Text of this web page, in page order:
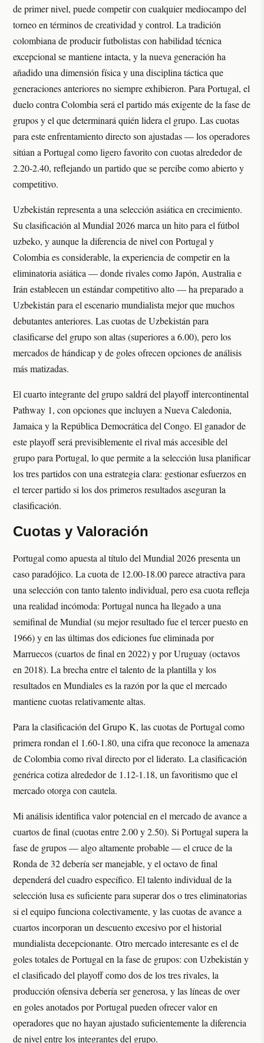
de primer nivel, puede competir con cualquier mediocampo del
torneo en términos de creatividad y control. La tradición
colombiana de producir futbolistas con habilidad técnica
excepcional se mantiene intacta, y la nueva generación ha
añadido una dimensión física y una disciplina táctica que
generaciones anteriores no siempre exhibieron. Para Portugal, el
duelo contra Colombia será el partido más exigente de la fase de
grupos y el que determinará quién lidera el grupo. Las cuotas
para este enfrentamiento directo son ajustadas — los operadores
sitúan a Portugal como ligero favorito con cuotas alrededor de
2.20-2.40, reflejando un partido que se percibe como abierto y
competitivo.
Uzbekistán representa a una selección asiática en crecimiento.
Su clasificación al Mundial 2026 marca un hito para el fútbol
uzbeko, y aunque la diferencia de nivel con Portugal y
Colombia es considerable, la experiencia de competir en la
eliminatoria asiática — donde rivales como Japón, Australia e
Irán establecen un estándar competitivo alto — ha preparado a
Uzbekistán para el escenario mundialista mejor que muchos
debutantes anteriores. Las cuotas de Uzbekistán para
clasificarse del grupo son altas (superiores a 6.00), pero los
mercados de hándicap y de goles ofrecen opciones de análisis
más matizadas.
El cuarto integrante del grupo saldrá del playoff intercontinental
Pathway 1, con opciones que incluyen a Nueva Caledonia,
Jamaica y la República Democrática del Congo. El ganador de
este playoff será previsiblemente el rival más accesible del
grupo para Portugal, lo que permite a la selección lusa planificar
los tres partidos con una estrategia clara: gestionar esfuerzos en
el tercer partido si los dos primeros resultados aseguran la
clasificación.
Cuotas y Valoración
Portugal como apuesta al título del Mundial 2026 presenta un
caso paradójico. La cuota de 12.00-18.00 parece atractiva para
una selección con tanto talento individual, pero esa cuota refleja
una realidad incómoda: Portugal nunca ha llegado a una
semifinal de Mundial (su mejor resultado fue el tercer puesto en
1966) y en las últimas dos ediciones fue eliminada por
Marruecos (cuartos de final en 2022) y por Uruguay (octavos
en 2018). La brecha entre el talento de la plantilla y los
resultados en Mundiales es la razón por la que el mercado
mantiene cuotas relativamente altas.
Para la clasificación del Grupo K, las cuotas de Portugal como
primera rondan el 1.60-1.80, una cifra que reconoce la amenaza
de Colombia como rival directo por el liderato. La clasificación
genérica cotiza alrededor de 1.12-1.18, un favoritismo que el
mercado otorga con cautela.
Mi análisis identifica valor potencial en el mercado de avance a
cuartos de final (cuotas entre 2.00 y 2.50). Si Portugal supera la
fase de grupos — algo altamente probable — el cruce de la
Ronda de 32 debería ser manejable, y el octavo de final
dependerá del cuadro específico. El talento individual de la
selección lusa es suficiente para superar dos o tres eliminatorias
si el equipo funciona colectivamente, y las cuotas de avance a
cuartos incorporan un descuento excesivo por el historial
mundialista decepcionante. Otro mercado interesante es el de
goles totales de Portugal en la fase de grupos: con Uzbekistán y
el clasificado del playoff como dos de los tres rivales, la
producción ofensiva debería ser generosa, y las líneas de over
en goles anotados por Portugal pueden ofrecer valor en
operadores que no hayan ajustado suficientemente la diferencia
de nivel entre los integrantes del grupo.